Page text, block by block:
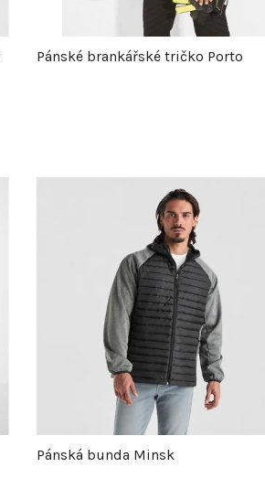
Pánské brankářské tričko Porto
Pánská bunda Minsk